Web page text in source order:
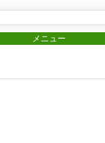
メニュー